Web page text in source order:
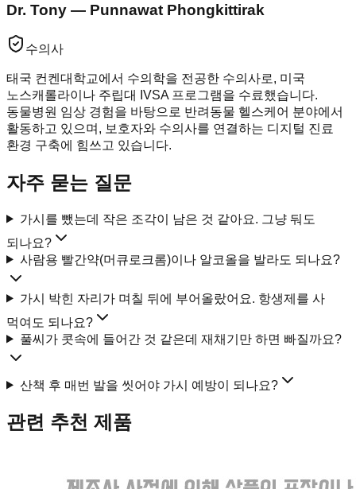
Dr. Tony — Punnawat Phongkittirak
수의사
태국 컨켄대학교에서 수의학을 전공한 수의사로, 미국
노스캐롤라이나 주립대 IVSA 프로그램을 수료했습니다.
동물병원 임상 경험을 바탕으로 반려동물 헬스케어 분야에서
활동하고 있으며, 보호자와 수의사를 연결하는 디지털 진료
환경 구축에 힘쓰고 있습니다.
자주 묻는 질문
가시를 뺐는데 작은 조각이 남은 것 같아요. 그냥 둬도
되나요?
사람용 빨간약(머큐로크롬)이나 알코올을 발라도 되나요?
가시 박힌 자리가 며칠 뒤에 부어올랐어요. 항생제를 사
먹여도 되나요?
풀씨가 콧속에 들어간 것 같은데 재채기만 하면 빠질까요?
산책 후 매번 발을 씻어야 가시 예방이 되나요?
관련 추천 제품